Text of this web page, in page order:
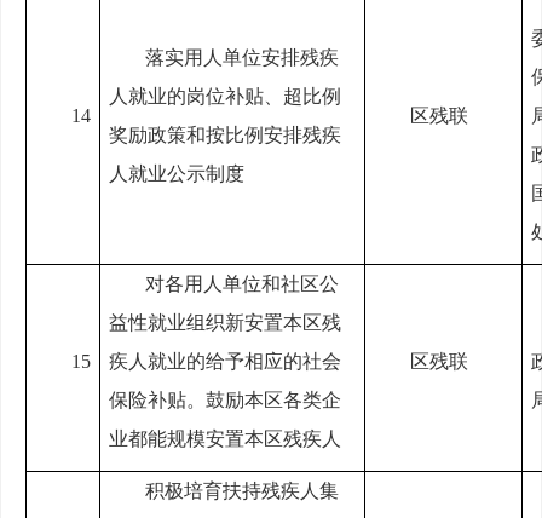
14
落实用人单位安排残疾
人就业的岗位补贴、超比例
奖励政策和按比例安排残疾
人就业公示制度
区残联
15
对各用人单位和社区公
益性就业组织新安置本区残
疾人就业的给予相应的社会
保险补贴。鼓励本区各类企
业都能规模安置本区残疾人
区残联
积极培育扶持残疾人集